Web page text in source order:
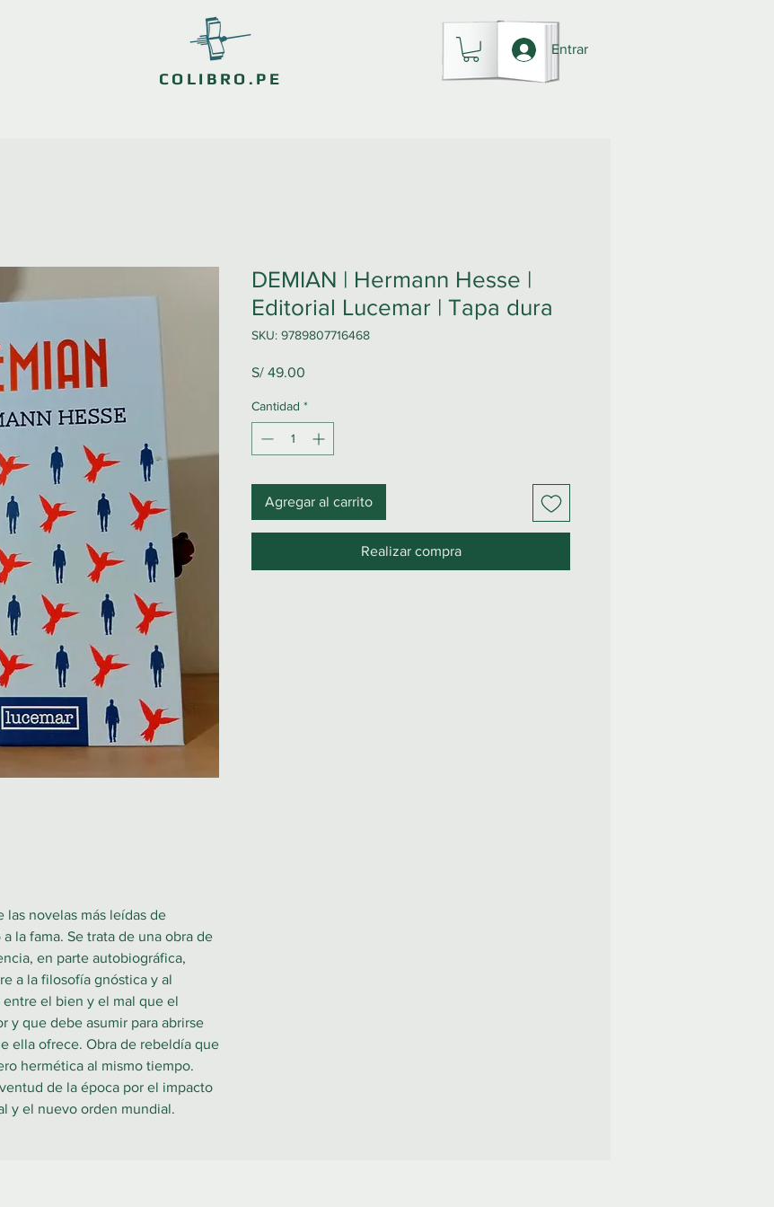
COLIBRO.PE
Entrar
las novelas más leídas de
la fama. Se trata de una obra de
en parte autobiográfica,
a la filosofía gnóstica y al
el bien y el mal que el
y que debe asumir para abrirse
ella ofrece. Obra de rebeldía que
hermética al mismo tiempo.
de la época por el impacto
y el nuevo orden mundial.
DEMIAN | Hermann Hesse |
Editorial Lucemar | Tapa dura
SKU: 9789807716468
S/ 49.00
Cantidad *
Agregar al carrito
Realizar compra